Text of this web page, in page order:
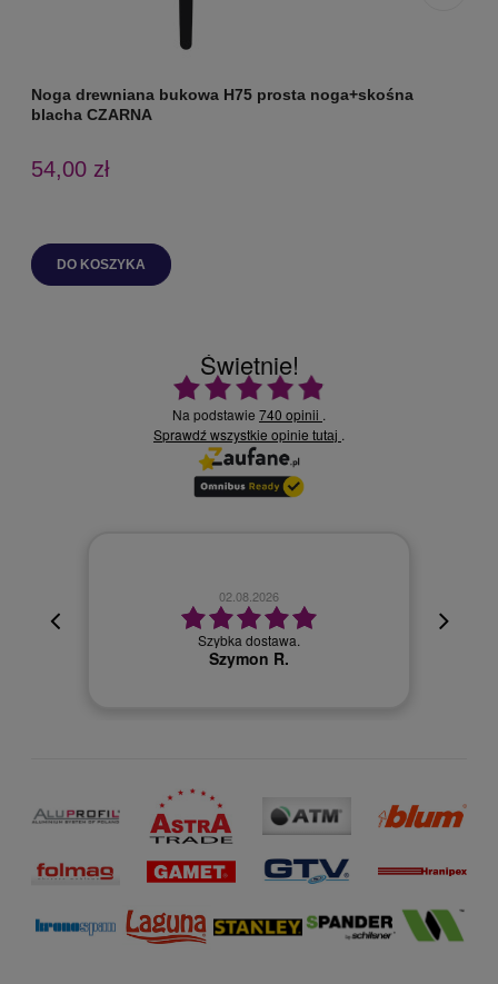
Noga drewniana bukowa H75 prosta noga+skośna
blacha CZARNA
54,00 zł
DO KOSZYKA
Świetnie!
Ocena średnia 4.9 na 5
Na podstawie 740 opinii .
Sprawdź wszystkie opinie tutaj .
02.08.2026
Szybka dostawa.
Szymon R.